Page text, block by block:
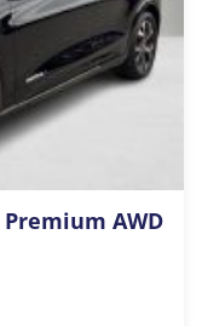
Premium AWD